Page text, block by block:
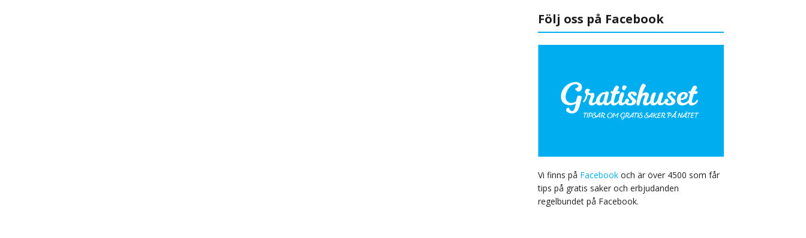
Följ oss på Facebook
Vi finns på Facebook och är över 4500 som får
tips på gratis saker och erbjudanden
regelbundet på Facebook.